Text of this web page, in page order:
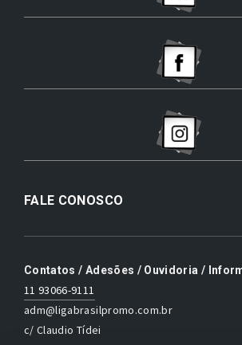
FALE CONOSCO
Contatos / Adesões / Ouvidoria /
11 93066-9111
adm@ligabrasilpromo.com.br
c/ Claudio Tídei